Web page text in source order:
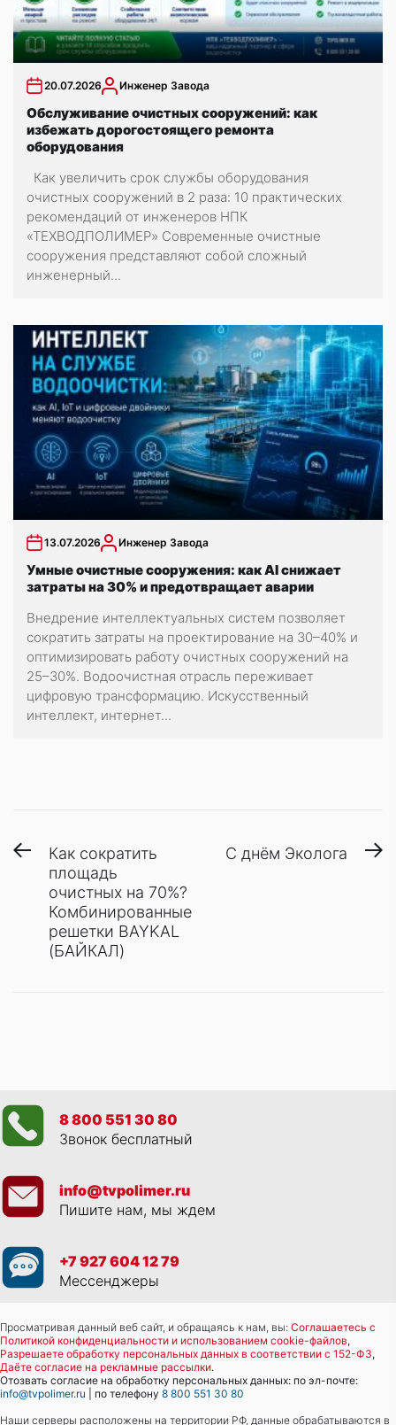
20.07.2026 Инженер Завода
Обслуживание очистных сооружений: как
избежать дорогостоящего ремонта
оборудования
Как увеличить срок службы оборудования
очистных сооружений в 2 раза: 10 практических
рекомендаций от инженеров НПК
«ТЕХВОДПОЛИМЕР» Современные очистные
сооружения представляют собой сложный
инженерный...
13.07.2026 Инженер Завода
Умные очистные сооружения: как AI снижает
затраты на 30% и предотвращает аварии
Внедрение интеллектуальных систем позволяет
сократить затраты на проектирование на 30–40% и
оптимизировать работу очистных сооружений на
25–30%. Водоочистная отрасль переживает
цифровую трансформацию. Искусственный
интеллект, интернет...
Навигация
записям
Предыдущая
запись:
Как сократить
площадь
очистных на 70%?
Комбинированные
решетки BAYKAL
(БАЙКАЛ)
С днём Эколога
8 800 551 30 80
Звонок бесплатный
info@tvpolimer.ru
Пишите нам, мы ждем
+7 927 604 12 79
Мессенджеры
Просматривая данный веб сайт, и обращаясь к нам, вы: Соглашаетесь с
Политикой конфиденциальности и использованием cookie-файлов,
Разрешаете обработку персональных данных в соответствии с 152-ФЗ,
Даёте согласие на рекламные рассылки.
Отозвать согласие на обработку персональных данных: по эл-почте:
info@tvpolimer.ru | по телефону 8 800 551 30 80
Наши серверы расположены на территории РФ, данные обрабатываются в